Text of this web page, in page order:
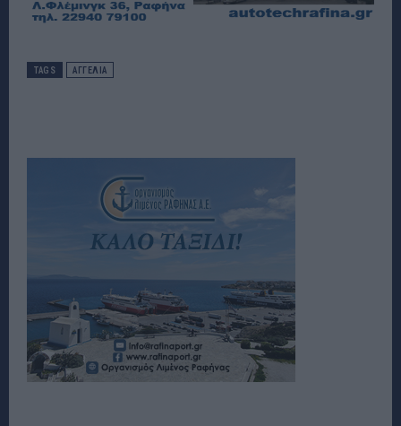
TAGS ΑΓΓΕΛΙΑ